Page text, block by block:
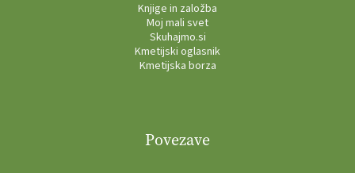
Knjige in založba
Moj mali svet
Skuhajmo.si
Kmetijski oglasnik
Kmetijska borza
Povezave